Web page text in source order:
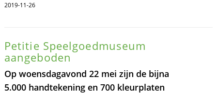
2019-11-26
Petitie Speelgoedmuseum
aangeboden
Op woensdagavond 22 mei zijn de bijna
5.000 handtekening en 700 kleurplaten